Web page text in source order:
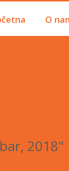
O
2018"